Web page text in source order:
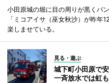
小田原城の堀に目の周りが黒くパ
「ミコアイサ（巫女秋沙）が昨年
楽しませている。
見る・遊ぶ
城下町小田原で
一斉放水では虹も